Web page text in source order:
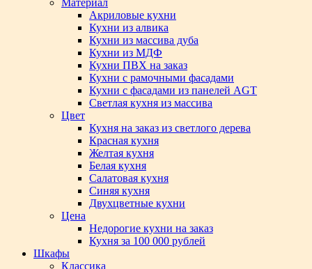
Материал
Акриловые кухни
Кухни из алвика
Кухни из массива дуба
Кухни из МДФ
Кухни ПВХ на заказ
Кухни с рамочными фасадами
Кухни с фасадами из панелей AGT
Светлая кухня из массива
Цвет
Кухня на заказ из светлого дерева
Красная кухня
Желтая кухня
Белая кухня
Салатовая кухня
Синяя кухня
Двухцветные кухни
Цена
Недорогие кухни на заказ
Кухня за 100 000 рублей
Шкафы
Классика